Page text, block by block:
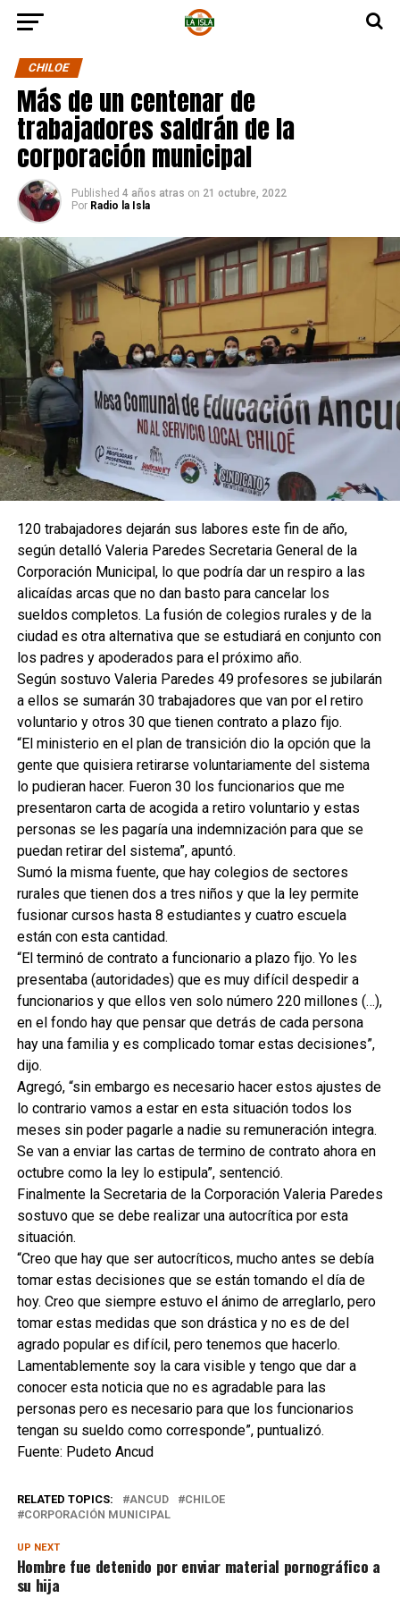
CHILOE
Más de un centenar de
trabajadores saldrán de la
corporación municipal
Published 4 años atras on 21 octubre, 2022
Por Radio la Isla
120 trabajadores dejarán sus labores este fin de año,
según detalló Valeria Paredes Secretaria General de la
Corporación Municipal, lo que podría dar un respiro a las
alicaídas arcas que no dan basto para cancelar los
sueldos completos. La fusión de colegios rurales y de la
ciudad es otra alternativa que se estudiará en conjunto con
los padres y apoderados para el próximo año.
Según sostuvo Valeria Paredes 49 profesores se jubilarán
a ellos se sumarán 30 trabajadores que van por el retiro
voluntario y otros 30 que tienen contrato a plazo fijo.
“El ministerio en el plan de transición dio la opción que la
gente que quisiera retirarse voluntariamente del sistema
lo pudieran hacer. Fueron 30 los funcionarios que me
presentaron carta de acogida a retiro voluntario y estas
personas se les pagaría una indemnización para que se
puedan retirar del sistema”, apuntó.
Sumó la misma fuente, que hay colegios de sectores
rurales que tienen dos a tres niños y que la ley permite
fusionar cursos hasta 8 estudiantes y cuatro escuela
están con esta cantidad.
“El terminó de contrato a funcionario a plazo fijo. Yo les
presentaba (autoridades) que es muy difícil despedir a
funcionarios y que ellos ven solo número 220 millones (…),
en el fondo hay que pensar que detrás de cada persona
hay una familia y es complicado tomar estas decisiones”,
dijo.
Agregó, “sin embargo es necesario hacer estos ajustes de
lo contrario vamos a estar en esta situación todos los
meses sin poder pagarle a nadie su remuneración integra.
Se van a enviar las cartas de termino de contrato ahora en
octubre como la ley lo estipula”, sentenció.
Finalmente la Secretaria de la Corporación Valeria Paredes
sostuvo que se debe realizar una autocrítica por esta
situación.
“Creo que hay que ser autocríticos, mucho antes se debía
tomar estas decisiones que se están tomando el día de
hoy. Creo que siempre estuvo el ánimo de arreglarlo, pero
tomar estas medidas que son drástica y no es de del
agrado popular es difícil, pero tenemos que hacerlo.
Lamentablemente soy la cara visible y tengo que dar a
conocer esta noticia que no es agradable para las
personas pero es necesario para que los funcionarios
tengan su sueldo como corresponde”, puntualizó.
Fuente: Pudeto Ancud
RELATED TOPICS: ANCUD
CHILOE
CORPORACIÓN MUNICIPAL
UP NEXT
Hombre fue detenido por enviar material pornográfico a
su hija